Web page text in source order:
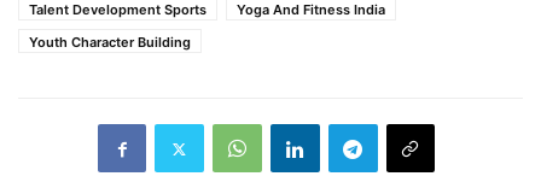
Talent Development Sports
Yoga And Fitness India
Youth Character Building